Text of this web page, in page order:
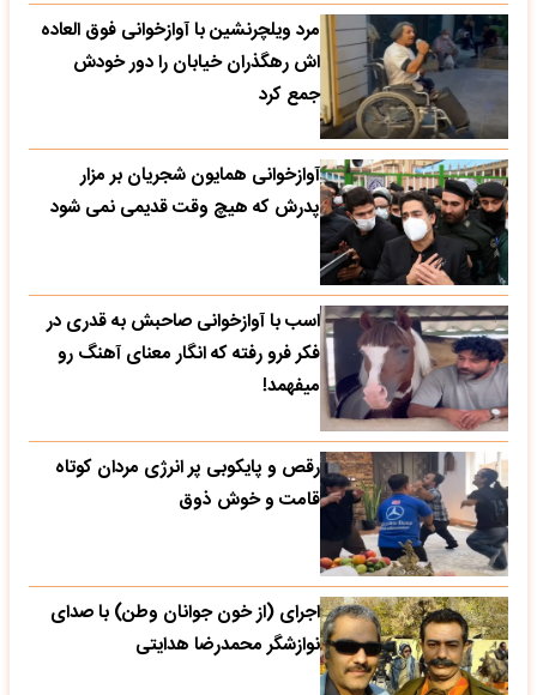
مرد ویلچرنشین با آوازخوانی فوق العاده
اش رهگذران خیابان را دور خودش
جمع کرد
آوازخوانی همایون شجریان بر مزار
پدرش که هیچ وقت قدیمی نمی شود
اسب با آوازخوانی صاحبش به قدری در
فکر فرو رفته که انگار معنای آهنگ رو
میفهمد!
رقص و پایکوبی پر انرژی مردان کوتاه
قامت و خوش ذوق
اجرای (از خون جوانان وطن) با صدای
نوازشگر محمدرضا هدایتی